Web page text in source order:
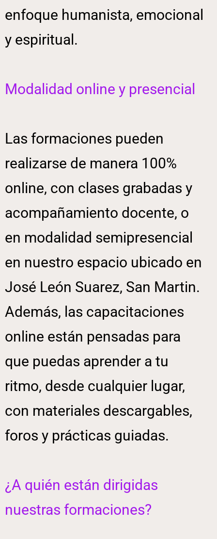
enfoque humanista, emocional
y espiritual.
Modalidad online y presencial
Las formaciones pueden
realizarse de manera 100%
online, con clases grabadas y
acompañamiento docente, o
en modalidad semipresencial
en nuestro espacio ubicado en
José León Suarez, San Martin.
Además, las capacitaciones
online están pensadas para
que puedas aprender a tu
ritmo, desde cualquier lugar,
con materiales descargables,
foros y prácticas guiadas.
¿A quién están dirigidas
nuestras formaciones?